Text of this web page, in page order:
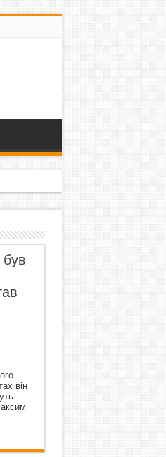
він